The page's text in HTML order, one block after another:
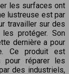
les surfaces ont
lustreuse est par
travailler sur des
protéger. Son
dernière a pour
Ce produit est
pour réparer les
des industriels,